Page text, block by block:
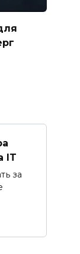
IT
за